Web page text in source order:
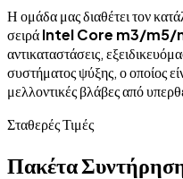
Η ομάδα μας διαθέτει τον
σειράIntel Core m3/m5/
αντικαταστάσεις,
συστήματος ψύξης, ο οποίος
μελλοντικές βλάβες από
Σταθερές Τιμές
Πακέτα